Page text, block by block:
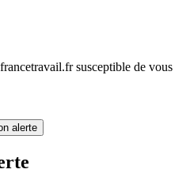
susceptible de vous
alerte